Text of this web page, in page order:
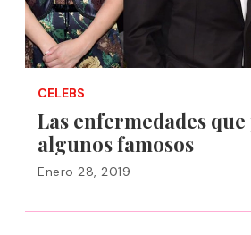
CELEBS
Las enfermedades
algunos famosos
Enero 28, 2019